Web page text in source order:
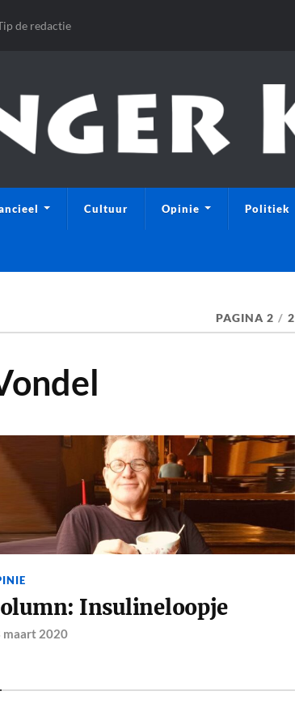
de redactie
Cultuur Opinie Politiek
PAGINA 2 / 2
Insulineloopje
maart 2020